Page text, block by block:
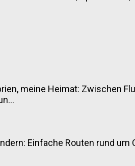
meine Heimat: Zwischen
Einfache Routen rund um